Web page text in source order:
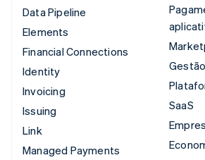
Data Pipeline
Elements
Financial Connections
Identity
Invoicing
Issuing
Link
Managed Payments
SaaS